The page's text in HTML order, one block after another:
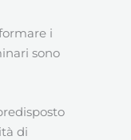
i
sono
di